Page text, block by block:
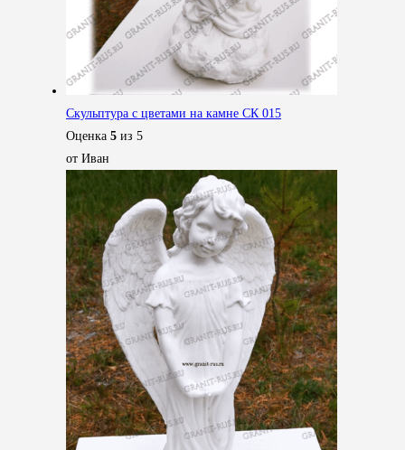
Скульптура с цветами на камне СК 015
Оценка 5 из 5
от Иван